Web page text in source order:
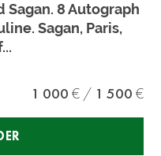
Sagan. 8 Autograph
Sagan, Paris,
1 000 1 500